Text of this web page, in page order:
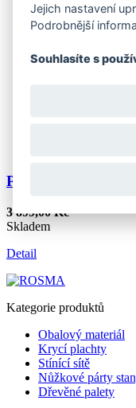
Plachta s oky
3 899,00 Kč
Skladem
Detail
Kategorie produktů
Obalový materiál
Krycí plachty
Stínící sítě
Nůžkové párty
Dřevěné palety
Jejich nastavení
Podrobnější
Souhlasíte s